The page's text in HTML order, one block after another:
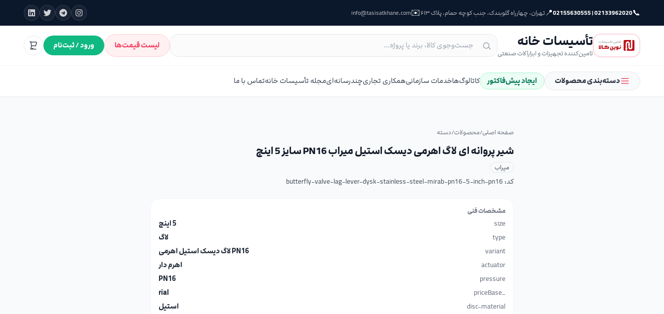
📞
02133962020 | 02155630555
📍تهران، چهارراه گلوبندک، جنب کوچه حمام، پلاک ۶۱۳ ✉️
info@tasisatkhane.com
تأسیسات خانه
تامین‌کننده تجهیزات و ابزارآلات صنعتی
لیست قیمت‌ها ورود / ثبت‌نام
دسته‌بندی محصولات ایجاد پیش‌فاکتور کاتالوگ‌هاخدمات سازمانیهمکاری تجاریچندرسانه‌ایمجله تأسیسات خانهتماس با ما
صفحه اصلی/محصولات/دسته
شیر پروانه ای لاگ اهرمی دیسک استیل میراب PN16 سایز 5 اینچ
میراب
کد: butterfly-valve-lag-lever-dysk-stainless-steel-mirab-pn16-5-inch-pn16
مشخصات فنی
size
5 اینچ
type
لاگ
variant
PN16 لاگ دیسک استیل اهرمی
actuator
اهرم دار
pressure
PN16
_priceBase
rial
disc-material
استیل